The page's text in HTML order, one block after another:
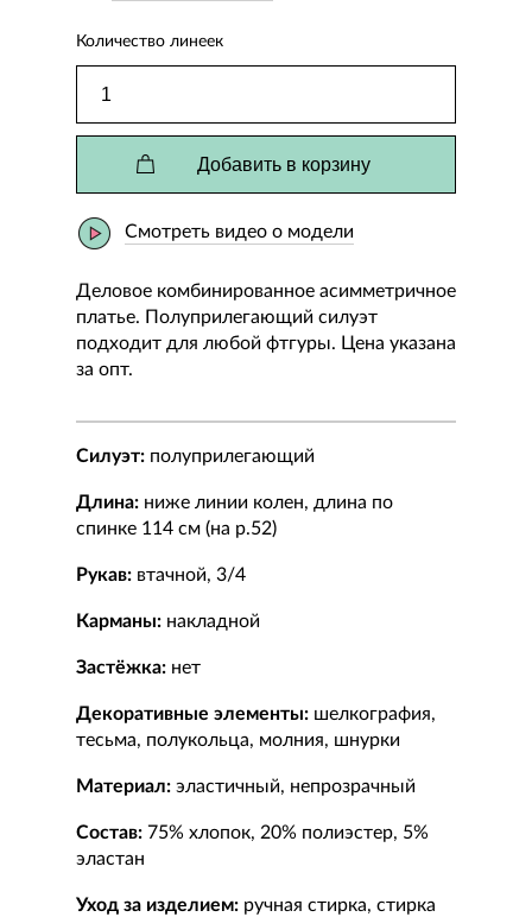
Количество линеек
Добавить в корзину
Смотреть видео о модели
Деловое комбинированное асимметричное
платье. Полуприлегающий силуэт
подходит для любой фтгуры. Цена указана
за опт.
Силуэт: полуприлегающий
Длина: ниже линии колен, длина по
спинке 114 см (на р.52)
Рукав: втачной, 3/4
Карманы: накладной
Застёжка: нет
Декоративные элементы: шелкография,
тесьма, полукольца, молния, шнурки
Материал: эластичный, непрозрачный
Состав: 75% хлопок, 20% полиэстер, 5%
эластан
Уход за изделием: ручная стирка, стирка